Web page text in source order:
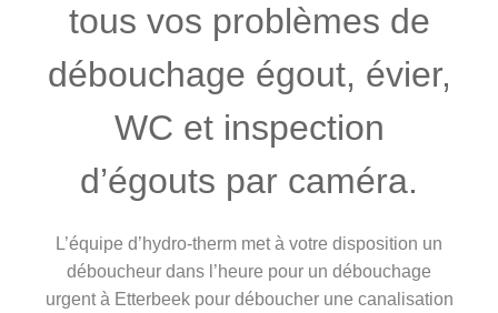
tous vos problèmes de
débouchage égout, évier,
WC et inspection
d’égouts par caméra.
L’équipe d’hydro-therm met à votre disposition un
déboucheur dans l’heure pour un débouchage
urgent à Etterbeek pour déboucher une canalisation